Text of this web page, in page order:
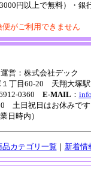
円以上で無料）・銀
がご利用できません
営：株式会社デック
丁目60-20 天翔大塚駅
6912-0360 E-MAIL ：
土日祝日はお休みで
日時内）
品カテゴリ一覧 ｜ 新着情